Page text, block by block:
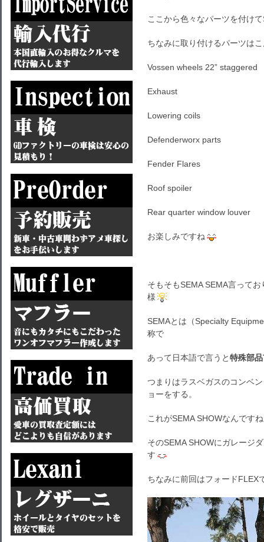
ここから色々なパーツを付け
ちなみに取り付けるパーツは
Vossen wheels 22” staggered
Exhaust
Lowering coils
Defenderworx parts
Fender Flares
Roof spoiler
Rear quarter window louver
お楽しみですね
そもそもSEMA SEMA言って
様
SEMAとは（Specialty
称で
あって日本語で言うと特殊部
つまりはラスベガスのコンベ
ョーをする。
これがSEMA SHOWなんですね
そのSEMA SHOWにガレージ
す
ちなみに前回はフォードFLEX